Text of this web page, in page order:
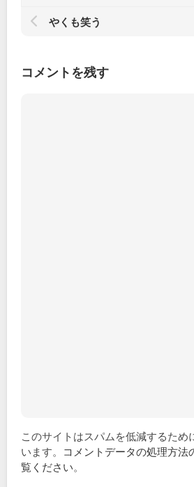
やくも笑う
コメントを残す
このサイトはスパムを低減するため
います。 コメントデータの処理方法
覧ください。